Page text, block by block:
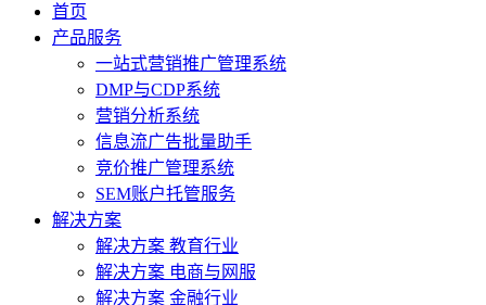
首页
产品服务
一站式营销推广管理系统
DMP与CDP系统
营销分析系统
信息流广告批量助手
竞价推广管理系统
SEM账户托管服务
解决方案
解决方案 教育行业
解决方案 电商与网服
解决方案 金融行业